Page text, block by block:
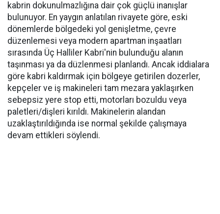
kabrin dokunulmazlığına dair çok güçlü inanışlar
bulunuyor. En yaygın anlatılan rivayete göre, eski
dönemlerde bölgedeki yol genişletme, çevre
düzenlemesi veya modern apartman inşaatları
sırasında Üç Halliler Kabri'nin bulunduğu alanın
taşınması ya da düzlenmesi planlandı. Ancak iddialara
göre kabri kaldırmak için bölgeye getirilen dozerler,
kepçeler ve iş makineleri tam mezara yaklaşırken
sebepsiz yere stop etti, motorları bozuldu veya
paletleri/dişleri kırıldı. Makinelerin alandan
uzaklaştırıldığında ise normal şekilde çalışmaya
devam ettikleri söylendi.